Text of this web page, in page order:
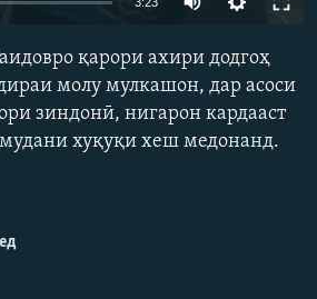
RL
қарори ахири додгоҳ
молу мулкашон, дар асоси
зиндонӣ, нигарон кардааст
хуқуқи хеш медонанд.